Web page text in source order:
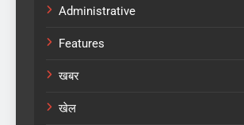
Administrative
Features
खबर
खेल